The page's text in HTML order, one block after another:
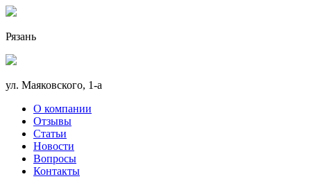
Рязань
ул. Маяковского, 1-а
О компании
Отзывы
Статьи
Новости
Вопросы
Контакты